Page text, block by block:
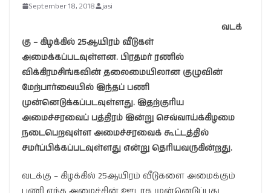
September 18, 2018 jasi
வடக்
கு – கிழக்கில் 25ஆயிரம் வீடுகள்
அமைக்கப்படவுள்ளன. பிரதமர் ரணில்
விக்கிரமசிங்கவின் தலைமையிலான குழுவின்
மேற்பார்வையில் இந்தப் பணி
முன்னெடுக்கப்படவுள்ளது. இதற்குரிய
அமைச்சரவைப் பத்திரம் இன்று செவ்வாய்க்கிழமை
நடைபெறவுள்ள அமைச்சரவைக் கூட்டத்தில்
சமர்ப்பிக்கப்படவுள்ளது என்று தெரியவருகின்றது.
வடக்கு – கிழக்கில் 25ஆயிரம் வீடுகளை அமைக்கும்